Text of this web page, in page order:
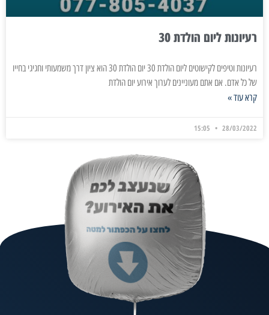
רעיונות ליום הולדת 30
רעיונות וטיפים לקישוטים ליום הולדת 30 יום הולדת 30 הוא ציון דרך משמעותי וחגיגי בחייו
של כל אדם. אם אתם מעוניינים לערוך אירוע יום הולדת
קרא עוד »
28/03/2022